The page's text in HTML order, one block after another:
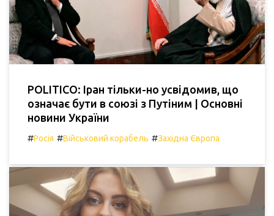
POLITICO: Іран тільки-но усвідомив, що
означає бути в союзі з Путіним | Основні
новини України
#Росія #Військовий корабель #Західна Європа